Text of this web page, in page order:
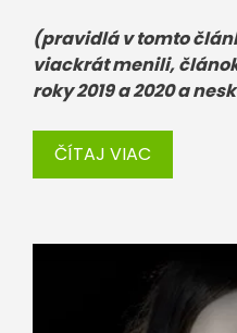
(pravidlá v tomto
viackrát menili,
roky 2019 a 2020 a
ČÍTAJ VIAC